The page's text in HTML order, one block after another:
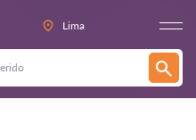
Lima